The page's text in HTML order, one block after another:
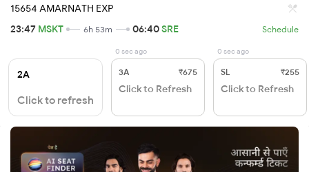
15654 AMARNATH EXP
23:47 MSKT 6h 53m 06:40SRE Schedule
2A
Click to refresh
0 sec ago
3A ₹675
Click to Refresh
0 sec ago
SL ₹255
Click to Refresh